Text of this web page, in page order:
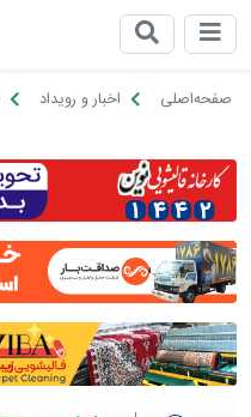
صفحه‌اصلی اخبار و رویداد